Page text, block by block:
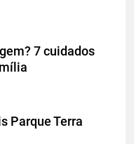
7 cuidados
Parque Terra